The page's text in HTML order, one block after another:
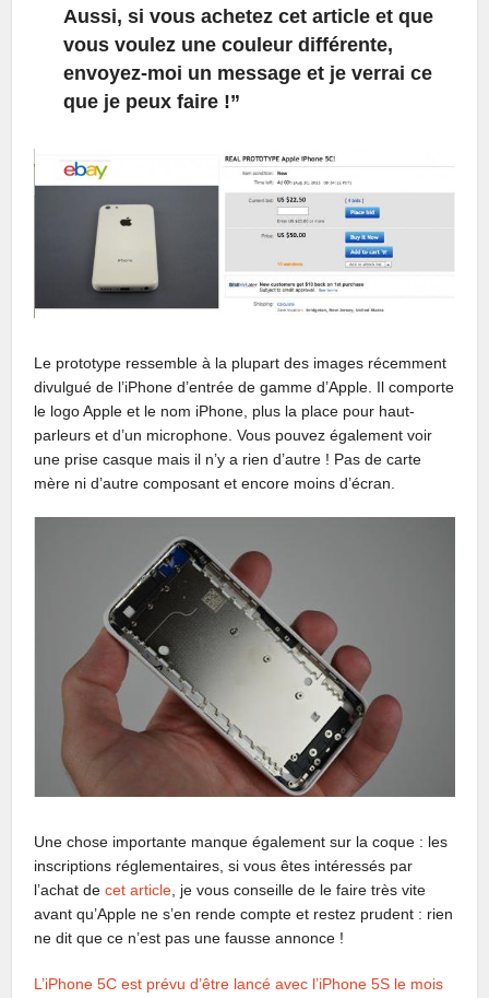
Aussi, si vous achetez cet article et que
vous voulez une couleur différente,
envoyez-moi un message et je verrai ce
que je peux faire !”
Le prototype ressemble à la plupart des images récemment
divulgué de l’iPhone d’entrée de gamme d’Apple. Il comporte
le logo Apple et le nom iPhone, plus la place pour haut-
parleurs et d’un microphone. Vous pouvez également voir
une prise casque mais il n’y a rien d’autre ! Pas de carte
mère ni d’autre composant et encore moins d’écran.
Une chose importante manque également sur la coque : les
inscriptions réglementaires, si vous êtes intéressés par
l’achat decet article , je vous conseille de le faire très vite
avant qu’Apple ne s’en rende compte et restez prudent : rien
ne dit que ce n’est pas une fausse annonce !
L’iPhone 5C est prévu d’être lancé avec l’iPhone 5S le mois